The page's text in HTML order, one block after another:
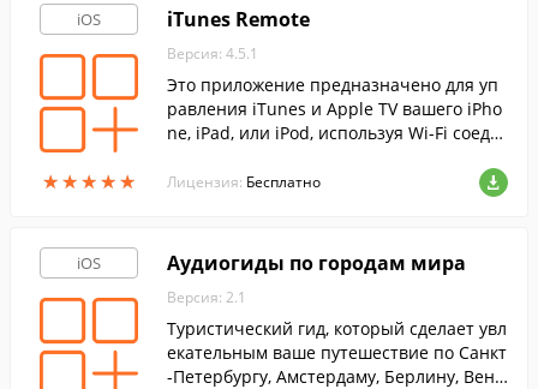
iOS
★★★★★
★★★★★
iTunes Remote
Версия: 4.5.1
Это приложение предназначено для уп
равления iTunes и Apple TV вашего iPho
ne, iPad, или iPod, используя Wi-Fi соеди
Лицензия: Бесплатно
iOS Аудиогиды по городам мира
Версия: 2.1
Туристический гид, который сделает увл
екательным ваше путешествие по Санкт
-Петербургу, Амстердаму, Берлину, Вене,